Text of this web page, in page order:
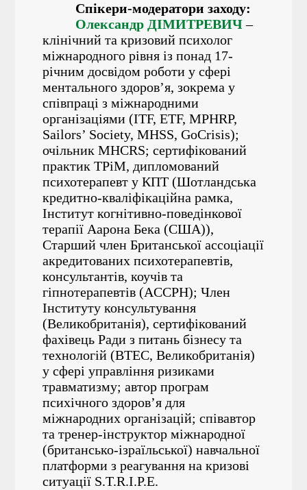
Спікери-модератори заходу:
Олександр ДІМИТРЕВИЧ–
клінічний та кризовий психолог
міжнародного рівня із понад 17-
річним досвідом роботи у сфері
ментального здоров’я, зокрема у
співпраці з міжнародними
організаціями (ITF, ETF, MPHRP,
Sailors’ Society, MHSS, GoCrisis);
очільник MHCRS; сертифікований
практик ТРіМ, дипломований
психотерапевт у КПТ (Шотландська
кредитно-кваліфікаційна рамка,
Інститут когнітивно-поведінкової
терапії Аарона Бека (США)),
Старший член Британської ассоціації
акредитованих психотерапевтів,
консультантів, коучів та
гіпнотерапевтів (ACCPH); Член
Інституту консультування
(Великобританія), сертифікований
фахівець Ради з питань бізнесу та
технологій (BTEC, Великобританія)
у сфері управління ризиками
травматизму; автор програм
психічного здоров’я для
міжнародних організацій; співавтор
та тренер-інструктор міжнародної
(британсько-ізраїльської) навчальної
платформи з реагування на кризові
ситуації S.T.R.I.P.E.